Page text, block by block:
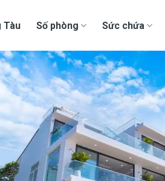
Tàu Số phòng Sức chứa